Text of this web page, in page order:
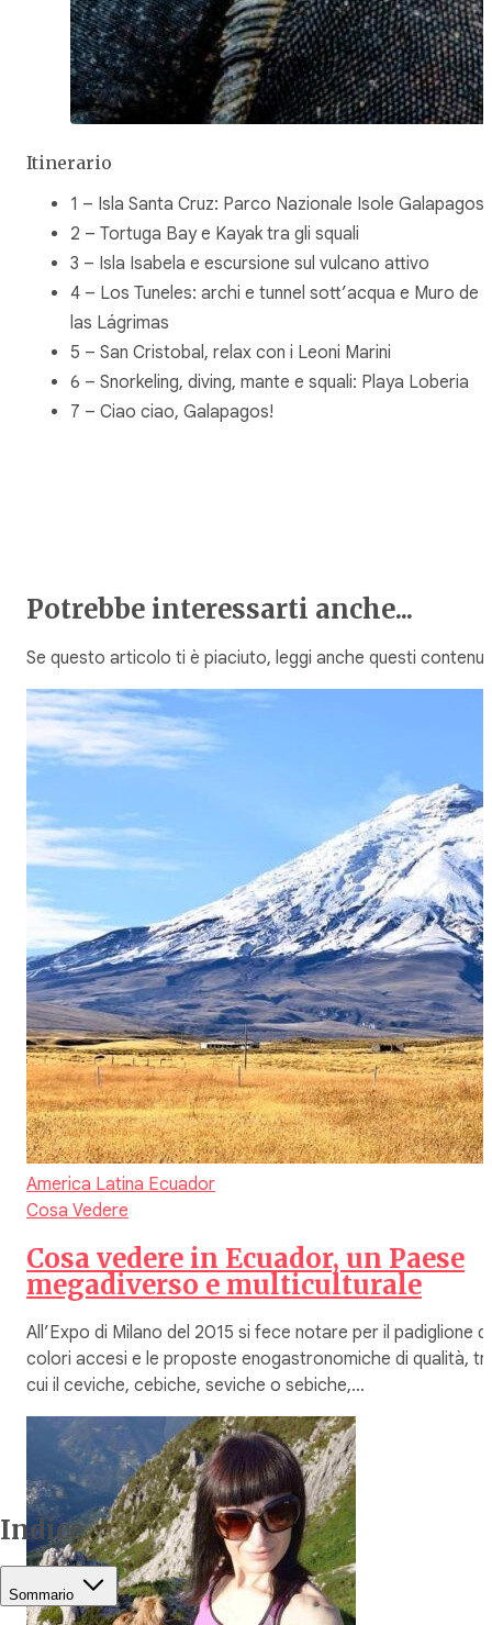
Itinerario
1 – Isla Santa Cruz: Parco Nazionale Isole Galapagos
2 – Tortuga Bay e Kayak tra gli squali
3 – Isla Isabela e escursione sul vulcano attivo
4 – Los Tuneles: archi e tunnel sott’acqua e Muro de
las Lágrimas
5 – San Cristobal, relax con i Leoni Marini
6 – Snorkeling, diving, mante e squali: Playa Loberia
7 – Ciao ciao, Galapagos!
Indice
Sommario
Potrebbe interessarti anche...
Se questo articolo ti è piaciuto, leggi anche questi
America Latina Ecuador
Cosa Vedere
Cosa vedere in Ecuador, un Paese
megadiverso e multiculturale
All’Expo di Milano del 2015 si fece notare per il padiglione
colori accesi e le proposte enogastronomiche di qualità,
cui il ceviche, cebiche, seviche o sebiche,…